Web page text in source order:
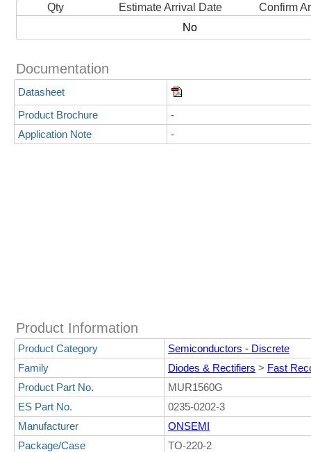
Qty Estimate Arrival Date
Confirm
No
Documentation
Datasheet
Product Brochure
-
Application Note
-
Product Information
Product Category
Semiconductors - Discrete
Family
Diodes & Rectifiers > Fast
Product Part No.
MUR1560G
ES Part No.
0235-0202-3
Manufacturer
ONSEMI
Package/Case
TO-220-2